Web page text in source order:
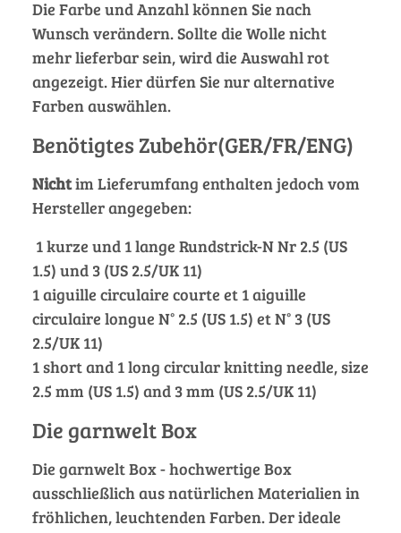
Die Farbe und Anzahl können Sie nach
Wunsch verändern. Sollte die Wolle nicht
mehr lieferbar sein, wird die Auswahl rot
angezeigt. Hier dürfen Sie nur alternative
Farben auswählen.
Benötigtes Zubehör(GER/FR/ENG)
Nichtim Lieferumfang enthalten jedoch vom
Hersteller angegeben:
1 kurze und 1 lange Rundstrick-N Nr 2.5 (US
1.5) und 3 (US 2.5/UK 11)
1 aiguille circulaire courte et 1 aiguille
circulaire longue N° 2.5 (US 1.5) et N° 3 (US
2.5/UK 11)
1 short and 1 long circular knitting needle, size
2.5 mm (US 1.5) and 3 mm (US 2.5/UK 11)
Die garnwelt Box
Die garnwelt Box - hochwertige Box
ausschließlich aus natürlichen Materialien in
fröhlichen, leuchtenden Farben. Der ideale